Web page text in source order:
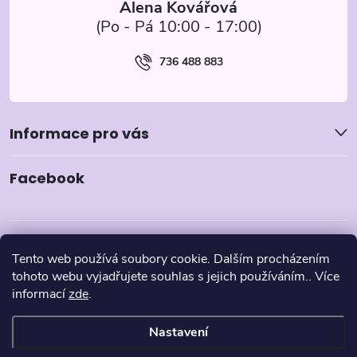
Tento web používá soubory cookie. Dalším procházením
tohoto webu vyjadřujete souhlas s jejich používáním.. Více
informacízde.
Nastavení
Alena Kovářová
736 488 883
Informace pro vás
Facebook